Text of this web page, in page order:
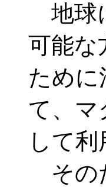
地球
可能な
ために
て、マ
して
その